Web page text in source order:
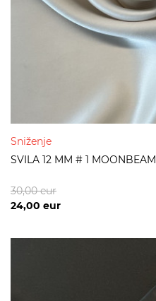
Sniženje
SVILA 12 MM # 1 MOONBEAM
24,00 eur
30,00eur